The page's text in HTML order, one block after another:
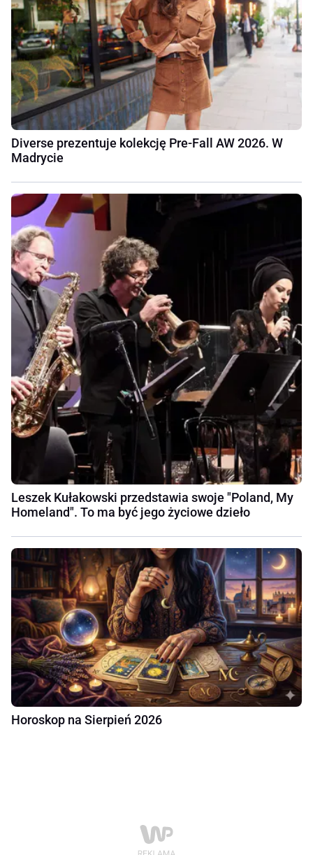
Diverse prezentuje kolekcję Pre-Fall AW 2026. W
Madrycie
Leszek Kułakowski przedstawia swoje "Poland, My
Homeland". To ma być jego życiowe dzieło
Horoskop na Sierpień 2026